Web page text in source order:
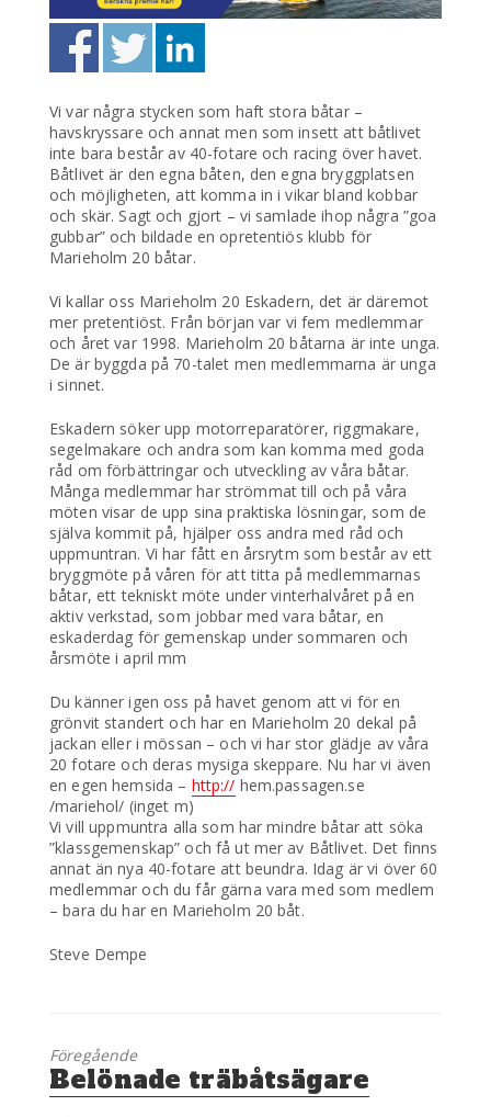
Vi var några stycken som haft stora båtar –
havskryssare och annat men som insett att båtlivet
inte bara består av 40-fotare och racing över havet.
Båtlivet är den egna båten, den egna bryggplatsen
och möjligheten, att komma in i vikar bland kobbar
och skär. Sagt och gjort – vi samlade ihop några ”goa
gubbar” och bildade en opretentiös klubb för
Marieholm 20 båtar.
Vi kallar oss Marieholm 20 Eskadern, det är däremot
mer pretentiöst. Från början var vi fem medlemmar
och året var 1998. Marieholm 20 båtarna är inte unga.
De är byggda på 70-talet men medlemmarna är unga
i sinnet.
Eskadern söker upp motorreparatörer, riggmakare,
segelmakare och andra som kan komma med goda
råd om förbättringar och utveckling av våra båtar.
Många medlemmar har strömmat till och på våra
möten visar de upp sina praktiska lösningar, som de
själva kommit på, hjälper oss andra med råd och
uppmuntran. Vi har fått en årsrytm som består av ett
bryggmöte på våren för att titta på medlemmarnas
båtar, ett tekniskt möte under vinterhalvåret på en
aktiv verkstad, som jobbar med vara båtar, en
eskaderdag för gemenskap under sommaren och
årsmöte i april mm
Du känner igen oss på havet genom att vi för en
grönvit standert och har en Marieholm 20 dekal på
jackan eller i mössan – och vi har stor glädje av våra
20 fotare och deras mysiga skeppare. Nu har vi även
en egen hemsida – http:// hem.passagen.se
/mariehol/ (inget m)
Vi vill uppmuntra alla som har mindre båtar att söka
”klassgemenskap” och få ut mer av Båtlivet. Det finns
annat än nya 40-fotare att beundra. Idag är vi över 60
medlemmar och du får gärna vara med som medlem
– bara du har en Marieholm 20 båt.
Steve Dempe
Föregående
Föregående
inlägg:
Belönade träbåtsägare